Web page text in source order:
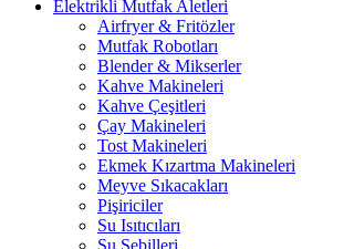
Elektrikli Mutfak Aletleri
Airfryer & Fritözler
Mutfak Robotları
Blender & Mikserler
Kahve Makineleri
Kahve Çeşitleri
Çay Makineleri
Tost Makineleri
Ekmek Kızartma Makineleri
Meyve Sıkacakları
Pişiriciler
Su Isıtıcıları
Su Sebilleri